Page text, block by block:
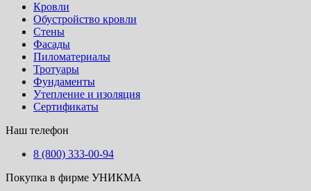
Кровли
Обустройство кровли
Стены
Фасады
Пиломатериалы
Тротуары
Фундаменты
Утепление и изоляция
Сертификаты
Наш телефон
8 (800) 333-00-94
Покупка в фирме УНИКМА